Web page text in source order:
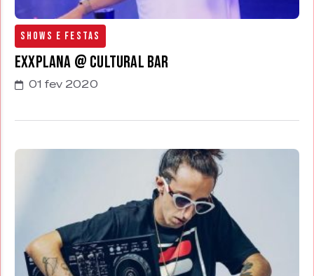
Shows e Festas
Exxplana @ Cultural Bar
01 fev 2020